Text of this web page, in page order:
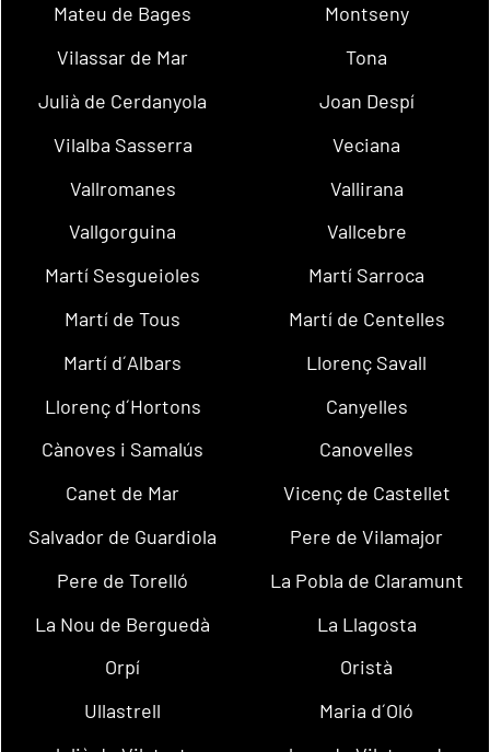
Mateu de Bages
Montseny
Vilassar de Mar
Tona
Julià de Cerdanyola
Joan Despí
Vilalba Sasserra
Veciana
Vallromanes
Vallirana
Vallgorguina
Vallcebre
Martí Sesgueioles
Martí Sarroca
Martí de Tous
Martí de Centelles
Martí d´Albars
Llorenç Savall
Llorenç d´Hortons
Canyelles
Cànoves i Samalús
Canovelles
Canet de Mar
Vicenç de Castellet
Salvador de Guardiola
Pere de Vilamajor
Pere de Torelló
La Pobla de Claramunt
La Nou de Berguedà
La Llagosta
Orpí
Oristà
Ullastrell
Maria d´Oló